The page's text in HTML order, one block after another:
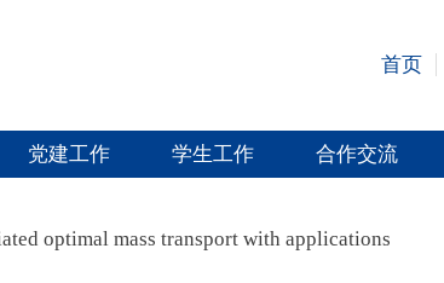
首页
党建工作 学生工作 合作交流
optimal mass transport with applications